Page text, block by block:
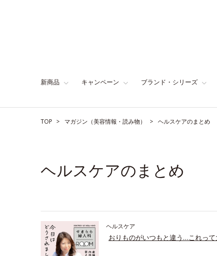
新商品 キャンペーン ブランド・シリーズ
TOP マガジン（美容情報・読み物） ヘルスケアのまとめ
ヘルスケアのまとめ
ヘルスケア
おりものがいつもと違う…これっ